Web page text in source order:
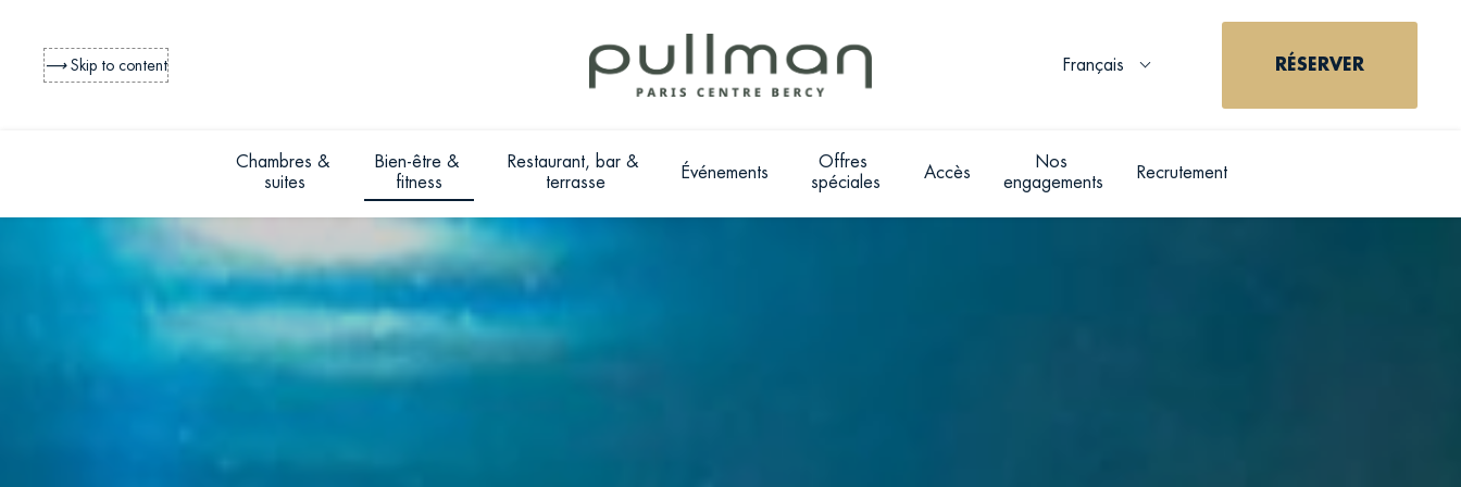
⟶Skip to content Français RÉSERVER
Chambres &
suites
Bien-être &
fitness
Restaurant, bar &
terrasse
Événements
Offres
spéciales
Accès
Nos
engagements
Recrutement